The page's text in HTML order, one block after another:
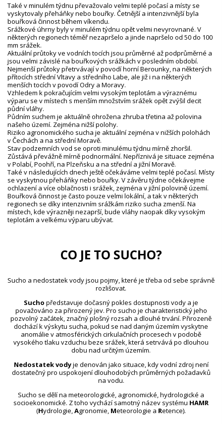
Také v minulém týdnu převažovalo velmi teplé počasí a místy se
vyskytovaly přeháňky nebo bouřky. Četnější a intenzivnější byla
bouřková činnost během víkendu.
Srážkové úhrny byly v minulém týdnu opět velmi nevyrovnané. V
některých regionech téměř nezapršelo a jinde napršelo od 50 do 100
mm srážek.
Aktuální průtoky ve vodních tocích jsou průměrné až podprůměrné a
jsou velmi závislé na bouřkových srážkách v posledním období.
Nejmenší průtoky přetrvávají v povodí horní Berounky, na některých
přítocích střední Vltavy a středního Labe, ale již i na některých
menších tocích v povodí Odry a Moravy.
Vzhledem k pokračujícím velmi vysokým teplotám a výraznému
výparu se v místech s menším množstvím srážek opět zvýšil deficit
půdní vláhy.
Půdním suchem je aktuálně ohrožena zhruba třetina až polovina
našeho území. Zejména nižší polohy.
Riziko agronomického sucha je aktuální zejména v nižších polohách
v Čechách a na střední Moravě.
Stav podzemních vod se oproti minulému týdnu mírně zhoršil.
Zůstává převážně mírně podnormální. Nepříznivá je situace zejména
v Polabí, Poohří, na Plzeňsku a na střední a jižní Moravě.
Také v následujících dnech ještě očekáváme velmi teplé počasí. Místy
se vyskytnou přeháňky nebo bouřky. V závěru týdne očekávejme
ochlazení a více oblačnosti i srážek, zejména v jižní polovině území.
Bouřková činnost je často pouze velmi lokální, a tak v některých
regionech se díky intenzivním srážkám riziko sucha zmenší. Na
místech, kde výrazněji nezaprší, bude vláhy naopak díky vysokým
teplotám a velkému výparu ubývat.
CO JE TO SUCHO?
Sucho a nedostatek vody jsou pojmy, které je třeba od sebe správně
rozlišovat.
Sucho představuje dočasný pokles dostupnosti vody a je
považováno za přirozený jev. Pro sucho je charakteristický jeho
pozvolný začátek, značný plošný rozsah a dlouhé trvání. Přirozeně
dochází k výskytu sucha, pokud se nad daným územím vyskytne
anomálie v atmosférických cirkulačních procesech v podobě
vysokého tlaku vzduchu beze srážek, která setrvává po dlouhou
dobu nad určitým územím.
Nedostatek vodyje definován jako situace, kdy vodní zdroj není
dostatečný pro uspokojení dlouhodobých průměrných požadavků
na vodu.
Sucho se dělí na meteorologické, agronomické, hydrologické a
socioekonomické. Z toho vychází samotný název systému HAMR
(Hydrologie,Agronomie, Meteorologie a Retence).